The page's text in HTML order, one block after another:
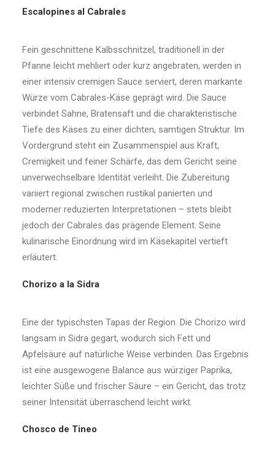
Escalopines al Cabrales
Fein geschnittene Kalbsschnitzel, traditionell in der
Pfanne leicht mehliert oder kurz angebraten, werden in
einer intensiv cremigen Sauce serviert, deren markante
Würze vom Cabrales-Käse geprägt wird. Die Sauce
verbindet Sahne, Bratensaft und die charakteristische
Tiefe des Käses zu einer dichten, samtigen Struktur. Im
Vordergrund steht ein Zusammenspiel aus Kraft,
Cremigkeit und feiner Schärfe, das dem Gericht seine
unverwechselbare Identität verleiht. Die Zubereitung
variiert regional zwischen rustikal panierten und
moderner reduzierten Interpretationen – stets bleibt
jedoch der Cabrales das prägende Element. Seine
kulinarische Einordnung wird im Käsekapitel vertieft
erläutert.
Chorizo a la Sidra
Eine der typischsten Tapas der Region. Die Chorizo wird
langsam in Sidra gegart, wodurch sich Fett und
Apfelsäure auf natürliche Weise verbinden. Das Ergebnis
ist eine ausgewogene Balance aus würziger Paprika,
leichter Süße und frischer Säure – ein Gericht, das trotz
seiner Intensität überraschend leicht wirkt.
Chosco de Tineo